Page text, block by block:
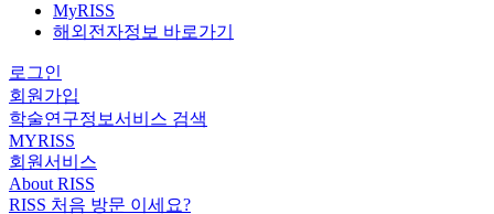
MyRISS
해외전자정보 바로가기
로그인
회원가입
학술연구정보서비스 검색
MYRISS
회원서비스
About RISS
RISS 처음 방문 이세요?